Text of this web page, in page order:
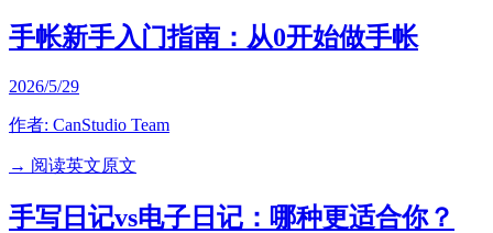
手帐新手入门指南：从0开始做手帐
2026/5/29
作者: CanStudio Team
→ 阅读英文原文
手写日记vs电子日记：哪种更适合你？